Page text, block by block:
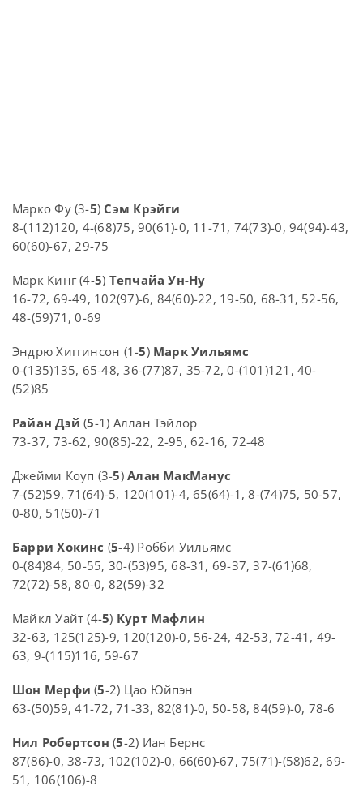
Марко Фу (3-5) Сэм Крэйги
8-(112)120, 4-(68)75, 90(61)-0, 11-71, 74(73)-0, 94(94)-43,
60(60)-67, 29-75
Марк Кинг (4-5) Тепчайа Ун-Ну
16-72, 69-49, 102(97)-6, 84(60)-22, 19-50, 68-31, 52-56,
48-(59)71, 0-69
Эндрю Хиггинсон (1-5) Марк Уильямс
0-(135)135, 65-48, 36-(77)87, 35-72, 0-(101)121, 40-
(52)85
Райан Дэй (5-1) Аллан Тэйлор
73-37, 73-62, 90(85)-22, 2-95, 62-16, 72-48
Джейми Коуп (3-5)Алан МакМанус
7-(52)59, 71(64)-5, 120(101)-4, 65(64)-1, 8-(74)75, 50-57,
0-80, 51(50)-71
Барри Хокинс (5-4) Робби Уильямс
0-(84)84, 50-55, 30-(53)95, 68-31, 69-37, 37-(61)68,
72(72)-58, 80-0, 82(59)-32
Майкл Уайт (4-5) Курт Мафлин
32-63, 125(125)-9, 120(120)-0, 56-24, 42-53, 72-41, 49-
63, 9-(115)116, 59-67
Шон Мерфи (5-2) Цао Юйпэн
63-(50)59, 41-72, 71-33, 82(81)-0, 50-58, 84(59)-0, 78-6
Нил Робертсон (5-2) Иан Бернс
87(86)-0, 38-73, 102(102)-0, 66(60)-67, 75(71)-(58)62, 69-
51, 106(106)-8